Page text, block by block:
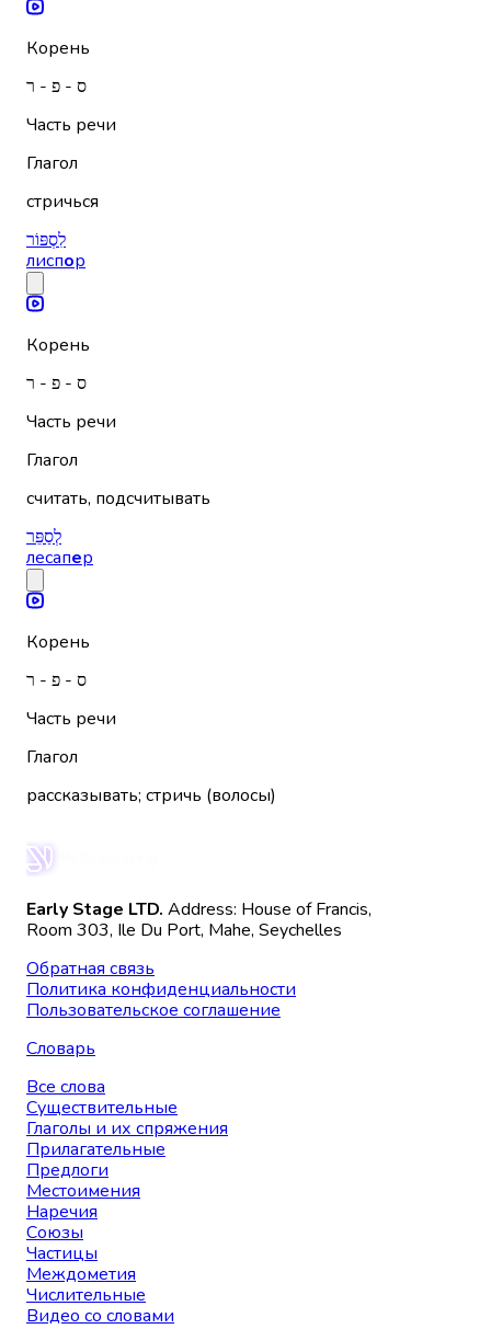
Корень
ס - פ - ר
Часть речи
Глагол
стричься
לִסְפּוֹר
лиспор
Корень
ס - פ - ר
Часть речи
Глагол
считать, подсчитывать
לְסַפֵּר
лесапер
Корень
ס - פ - ר
Часть речи
Глагол
рассказывать; стричь (волосы)
Early Stage LTD. Address: House of Francis,
Room 303, Ile Du Port, Mahe, Seychelles
Обратная связь
Политика конфиденциальности
Пользовательское соглашение
Словарь
Все слова
Существительные
Глаголы и их спряжения
Прилагательные
Предлоги
Местоимения
Наречия
Союзы
Частицы
Междометия
Числительные
Видео со словами